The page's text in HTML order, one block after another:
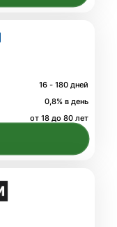
16 - 180 дней
0,8% в день
от 18 до 80 лет